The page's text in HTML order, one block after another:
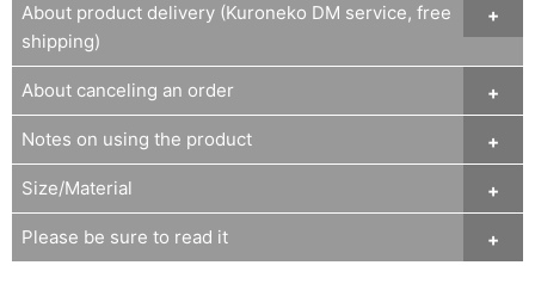
About product delivery (Kuroneko DM service, free
shipping)
About canceling an order
Notes on using the product
Size/Material
Please be sure to read it